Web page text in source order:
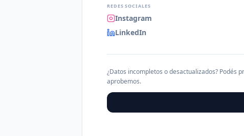
REDES SOCIALES
Instagram
LinkedIn
¿Datos incompletos o desactualizados? Podés
aprobemos.